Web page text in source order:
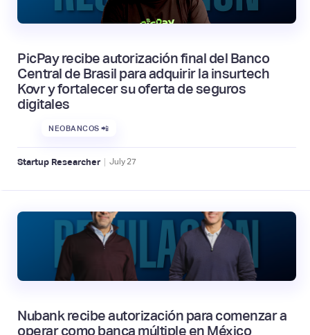
PicPay recibe autorización final del Banco
Central de Brasil para adquirir la insurtech
Kovr y fortalecer su oferta de seguros
digitales
NEOBANCOS 📲
Startup Researcher | July27
Nubank recibe autorización para comenzar a
operar como banca múltiple en México